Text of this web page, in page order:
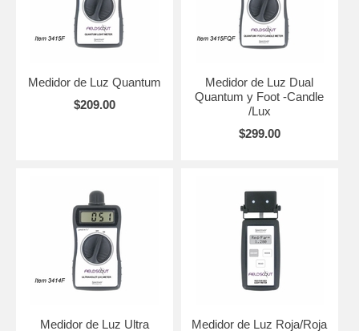
Medidor de Luz Quantum
$209.00
Medidor de Luz Dual
Quantum y Foot -Candle
/Lux
$299.00
Medidor de Luz Ultra
Medidor de Luz Roja/Roja